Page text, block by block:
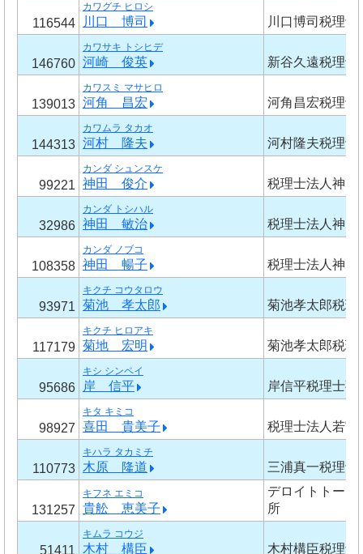
116544
カワグチ ヒロシ
川口 博司 川口博司税理士
146760
カワサキ トシヒデ
河崎 俊英 新谷久遠税理士
139013
カワスミ マサヒロ
河角 昌宏 河角昌宏税理士
144313
カワムラ タカオ
河村 隆夫 河村隆夫税理士
99221
カンダ シュンスケ
神田 俊介 税理士法人神田
32986
カンダ トシハル
神田 敏治 税理士法人神田
108358
カンダ ノブコ
神田 暢子 税理士法人神田
93971
キクチ コウタロウ
菊池 孝太郎 菊池孝太郎税理
117179
キクチ ヒロアキ
菊地 宏明 菊池孝太郎税理
95686
キシ シンペイ
岸 信平 岸信平税理士事
98927
キタ キミコ
喜田 貴美子 税理士法人若宮
110773
キハラ タカミチ
木原 隆道 三浦真一税理士
131257
キフネ エミコ
貴舩 恵美子
デロイトトー
所
51411
キムラ コウジ
木村 構臣 木村構臣税理士